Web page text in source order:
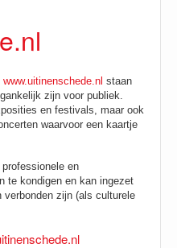
www.uitinenschede.nl staan
zijn voor publiek.
en festivals, maar ook
waarvoor een kaartje
en
te kondigen en kan ingezet
verbonden zijn (als culturele